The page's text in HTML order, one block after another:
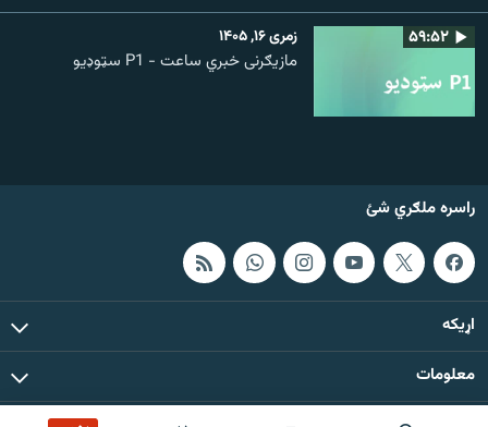
۵۹:۵۲ زمری ۱۶, ۱۴۰۵
مازیګرنی خبري ساعت - P1 سټوډیو
راسره ملګري شئ
اړيکه
معلومات